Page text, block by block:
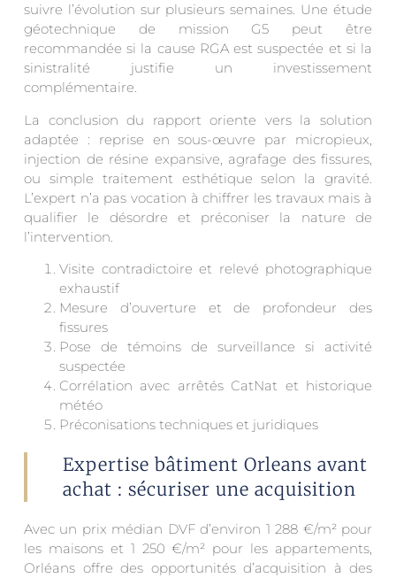
suivre l’évolution sur plusieurs semaines. Une étude
géotechnique de mission G5 peut être
recommandée si la cause RGA est suspectée et si la
sinistralité justifie un investissement
complémentaire.
La conclusion du rapport oriente vers la solution
adaptée : reprise en sous-œuvre par micropieux,
injection de résine expansive, agrafage des fissures,
ou simple traitement esthétique selon la gravité.
L’expert n’a pas vocation à chiffrer les travaux mais à
qualifier le désordre et préconiser la nature de
l’intervention.
Visite contradictoire et relevé photographique
exhaustif
Mesure d’ouverture et de profondeur des
fissures
Pose de témoins de surveillance si activité
suspectée
Corrélation avec arrêtés CatNat et historique
météo
Préconisations techniques et juridiques
Expertise bâtiment Orleans avant
achat : sécuriser une acquisition
Avec un prix médian DVF d’environ 1 288 €/m² pour
les maisons et 1 250 €/m² pour les appartements,
Orléans offre des opportunités d’acquisition à des